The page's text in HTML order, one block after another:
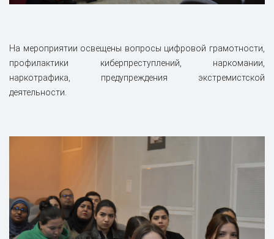
На мероприятии освещены вопросы цифровой грамотности,
профилактики киберпреступлений, наркомании,
наркотрафика, предупреждения экстремистской
деятельности.